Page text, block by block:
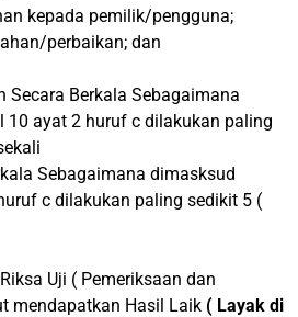
kepada pemilik/pengguna;
perbaikan; dan
Secara Berkala Sebagaimana
10 ayat 2 huruf c dilakukan paling
Sebagaimana dimasksud
c dilakukan paling sedikit 5 (
Uji ( Pemeriksaan dan
mendapatkan Hasil Laik ( Layak di